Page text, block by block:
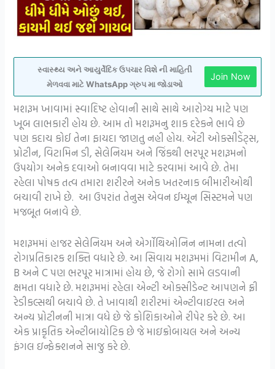
સ્વાસ્થ્ય અને આયુર્વેદિક ઉપચાર વિશે ની માહિતી
મેળવવા માટે WhatsApp ગ્રુપ મા જોડાઓ
Join Now
મશરૂમ ખાવામાં સ્વાદિષ્ટ હોવાની સાથે સાથે આરોગ્ય માટે પણ
ખૂબ લાભકારી હોય છે. આમ તો મશરૂમનુ શાક દરેકને ભાવે છે
પણ કદાચ કોઈ તેના ફાયદા જાણતુ નહી હોય. એંટી ઓક્સીડેંટ્સ,
પ્રોટીન, વિટામિન ડી, સેલેનિયમ અને જિંકથી ભરપૂર મશરૂમનો
ઉપયોગ અનેક દવાઓ બનાવવા માટે કરવામાં આવે છે. તેમા
રહેલા પોષક તત્વ તમારા શરીરને અનેક ખતરનાક બીમારીઓથી
બચાવી રાખે છે. આ ઉપરાંત તેનુસ એવન ઈમ્યૂન સિસ્ટમને પણ
મજબૂત બનાવે છે.
મશરૂમમાં હાજર સેલેનિયમ અને એર્ગોથિઓનિન નામના તત્વો
રોગપ્રતિકારક શક્તિ વધારે છે. આ સિવાય મશરૂમમાં વિટામીન A,
B અને C પણ ભરપૂર માત્રામાં હોય છે, જે રોગો સામે લડવાની
ક્ષમતા વધારે છે. મશરૂમમાં રહેલા એન્ટી ઓક્સીડેન્ટ આપણને ફ્રી
રેડીકલ્સથી બચાવે છે. તે ખાવાથી શરીરમાં એન્ટીવાઇરલ અને
અન્ય પ્રોટીનની માત્રા વધે છે જે કોશિકાઓને રીપેર કરે છે. આ
એક પ્રાકૃતિક એન્ટીબાયોટિક છે જે માઇક્રોબાયલ અને અન્ય
ફંગલ ઇન્ફેક્શનને સાજુ કરે છે.